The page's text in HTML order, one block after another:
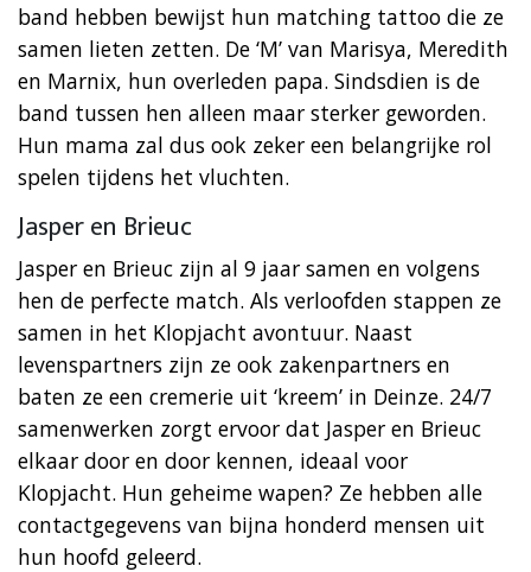
band hebben bewijst hun matching tattoo die ze
samen lieten zetten. De ‘M’ van Marisya, Meredith
en Marnix, hun overleden papa. Sindsdien is de
band tussen hen alleen maar sterker geworden.
Hun mama zal dus ook zeker een belangrijke rol
spelen tijdens het vluchten.
Jasper en Brieuc
Jasper en Brieuc zijn al 9 jaar samen en volgens
hen de perfecte match. Als verloofden stappen ze
samen in het Klopjacht avontuur. Naast
levenspartners zijn ze ook zakenpartners en
baten ze een cremerie uit ‘kreem’ in Deinze. 24/7
samenwerken zorgt ervoor dat Jasper en Brieuc
elkaar door en door kennen, ideaal voor
Klopjacht. Hun geheime wapen? Ze hebben alle
contactgegevens van bijna honderd mensen uit
hun hoofd geleerd.